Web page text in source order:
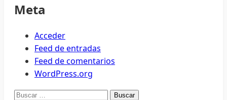
Meta
Acceder
Feed de entradas
Feed de comentarios
WordPress.org
Buscar: